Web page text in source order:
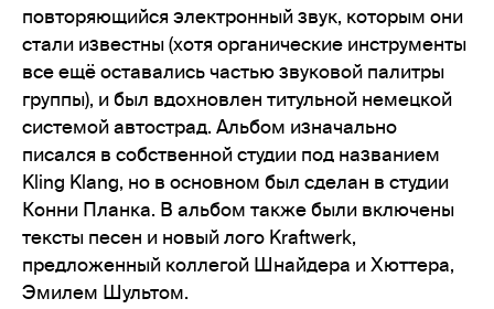
повторяющийся электронный звук, которым они
стали известны (хотя органические инструменты
все ещё оставались частью звуковой палитры
группы), и был вдохновлен титульной немецкой
системой автострад. Альбом изначально
писался в собственной студии под названием
Kling Klang, но в основном был сделан в студии
Конни Планка. В альбом также были включены
тексты песен и новый лого Kraftwerk,
предложенный коллегой Шнайдера и Хюттера,
Эмилем Шультом.